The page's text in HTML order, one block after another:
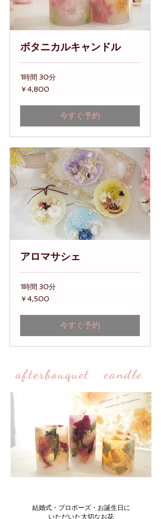
ボタニカルキャンドル
1時間 30分
4,800
円
￥4,800
今すぐ予約
アロマサシェ
1時間 30分
4,500
円
￥4,500
今すぐ予約
afterbouquet candle
結婚式・プロポーズ・お誕生日に
いただいた大切なお花